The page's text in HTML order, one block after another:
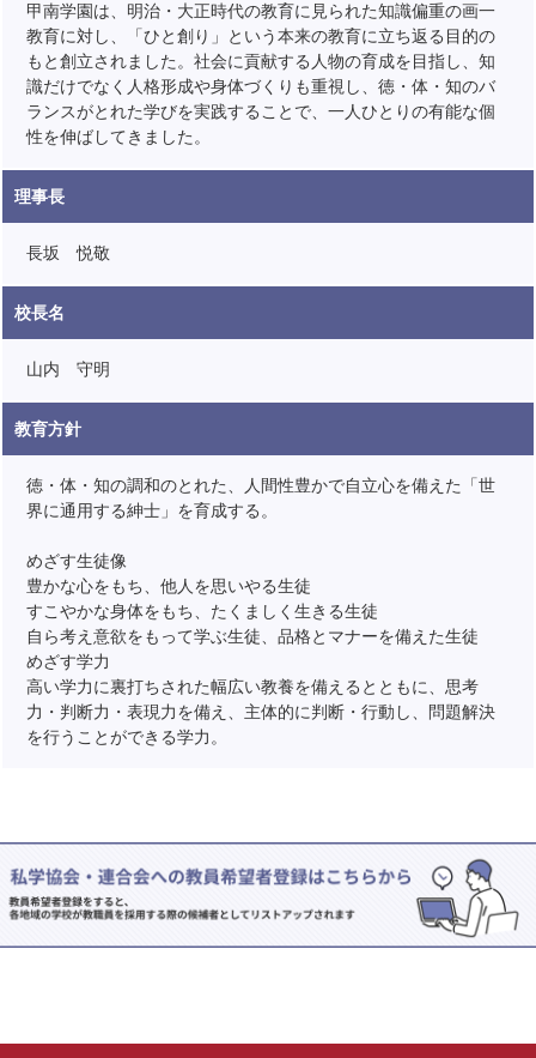
甲南学園は、明治・大正時代の教育に見られた知識偏重の画一
教育に対し、「ひと創り」という本来の教育に立ち返る目的の
もと創立されました。社会に貢献する人物の育成を目指し、知
識だけでなく人格形成や身体づくりも重視し、徳・体・知のバ
ランスがとれた学びを実践することで、一人ひとりの有能な個
性を伸ばしてきました。
理事長
長坂 悦敬
校長名
山内 守明
教育方針
徳・体・知の調和のとれた、人間性豊かで自立心を備えた「世
界に通用する紳士」を育成する。
めざす生徒像
豊かな心をもち、他人を思いやる生徒
すこやかな身体をもち、たくましく生きる生徒
自ら考え意欲をもって学ぶ生徒、品格とマナーを備えた生徒
めざす学力
高い学力に裏打ちされた幅広い教養を備えるとともに、思考
力・判断力・表現力を備え、主体的に判断・行動し、問題解決
を行うことができる学力。